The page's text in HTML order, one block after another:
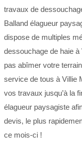
travaux de
Balland élagueur
dispose de multiples
dessouchage de haie
pas abîmer votre
service de tous à Villie
vos travaux jusqu’à la
élagueur paysagiste
devis, le plus
ce mois-ci !